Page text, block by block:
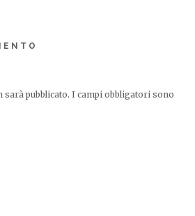
pubblicato. I campi obbligatori sono